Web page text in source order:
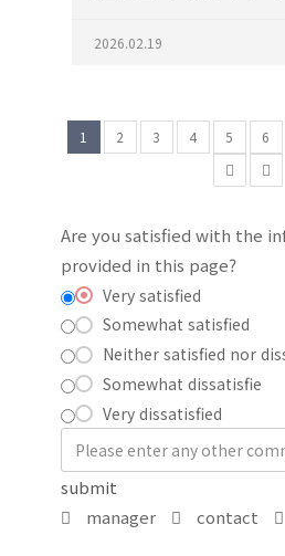
2026.02.19
1 2 3 4 5 6
Are you satisfied with the
provided in this page?
Very satisfied
Somewhat satisfied
Neither satisfied nor
Somewhat dissatisfie
Very dissatisfied
submit
manager
contact